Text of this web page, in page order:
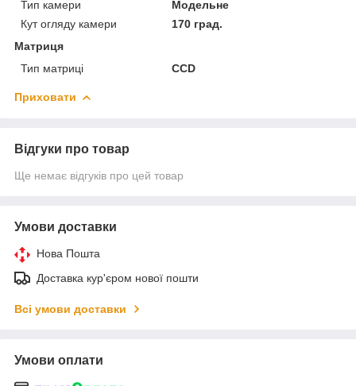
Тип камери
Модельне
Кут огляду камери
170 град.
Матриця
Тип матриці
CCD
Приховати
Відгуки про товар
Ще немає відгуків про цей товар
Умови доставки
Нова Пошта
Доставка кур'єром нової пошти
Всі умови доставки
Умови оплати